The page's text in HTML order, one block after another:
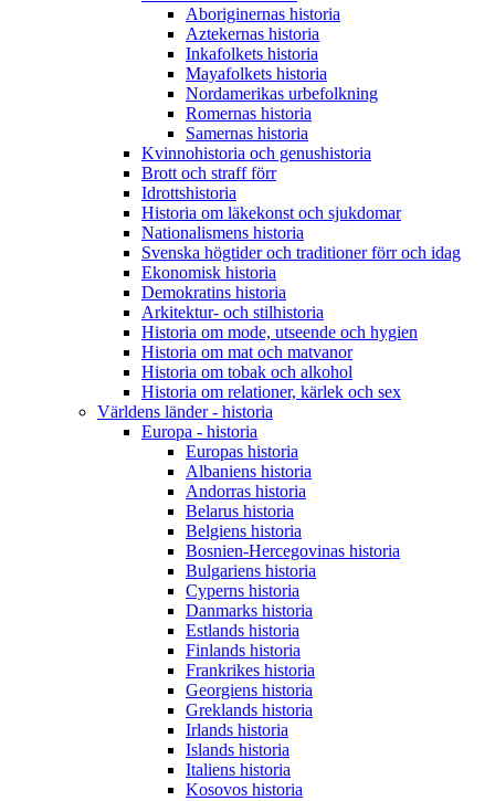
Aboriginernas historia
Aztekernas historia
Inkafolkets historia
Mayafolkets historia
Nordamerikas urbefolkning
Romernas historia
Samernas historia
Kvinnohistoria och genushistoria
Brott och straff förr
Idrottshistoria
Historia om läkekonst och sjukdomar
Nationalismens historia
Svenska högtider och traditioner förr och idag
Ekonomisk historia
Demokratins historia
Arkitektur- och stilhistoria
Historia om mode, utseende och hygien
Historia om mat och matvanor
Historia om tobak och alkohol
Historia om relationer, kärlek och sex
Världens länder - historia
Europa - historia
Europas historia
Albaniens historia
Andorras historia
Belarus historia
Belgiens historia
Bosnien-Hercegovinas historia
Bulgariens historia
Cyperns historia
Danmarks historia
Estlands historia
Finlands historia
Frankrikes historia
Georgiens historia
Greklands historia
Irlands historia
Islands historia
Italiens historia
Kosovos historia